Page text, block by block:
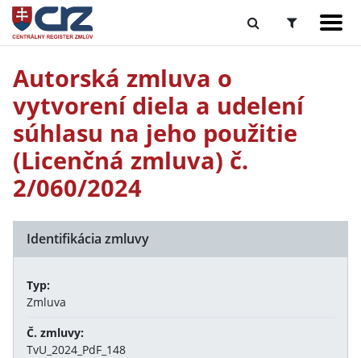
Autorská zmluva o
vytvorení diela a udelení
súhlasu na jeho použitie
(Licenčná zmluva) č.
2/060/2024
Identifikácia zmluvy
Typ:
Zmluva
Č. zmluvy:
TvU_2024_PdF_148